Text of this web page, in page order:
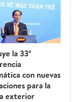
la 33ª
con nuevas
para la
exterior